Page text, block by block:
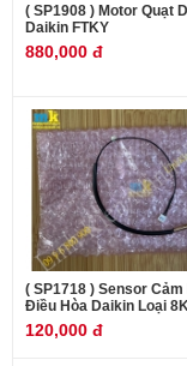
( SP1908 ) Motor Quạt
Daikin FTKY
880,000 đ
( SP1718 ) Sensor Cảm
Điều Hòa Daikin Loại
120,000 đ